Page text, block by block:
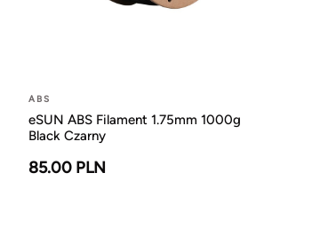
ABS
eSUN ABS Filament 1.75mm 1000g
Black Czarny
85.00 PLN